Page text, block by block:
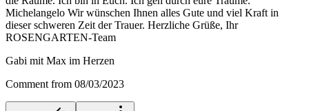
Michelangelo Wir wünschen Ihnen alles Gute und viel Kraft in
dieser schweren Zeit der Trauer. Herzliche Grüße, Ihr
ROSENGARTEN-Team
Gabi mit Max im Herzen
Comment from 08/03/2023